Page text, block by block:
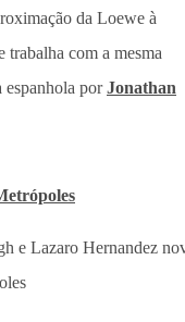
da Loewe à
trabalha com a mesma
espanhola porJonathan